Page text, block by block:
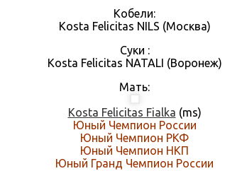
Кобели:
Kosta Felicitas NILS (Москва)
Суки :
Kosta Felicitas NATALI (Воронеж)
Мать:
Kosta Felicitas Fialka (ms)
Юный Чемпион России
Юный Чемпион РКФ
Юный Чемпион НКП
Юный Гранд Чемпион России